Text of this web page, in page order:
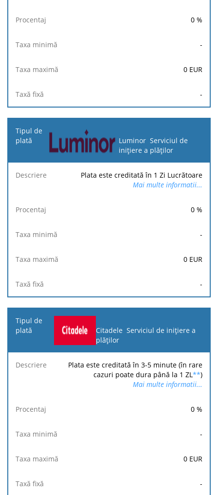
0 %
-
0 EUR
-
Luminor Serviciul de
inițiere a plăților
Plata este creditată în 1 Zi Lucrătoare
Mai multe informatii...
0 %
-
0 EUR
-
Citadele Serviciul de inițiere a
plăților
Plata este creditată în 3-5 minute (în rare
cazuri poate dura până la 1 ZL **)
Mai multe informatii...
0 %
-
0 EUR
-